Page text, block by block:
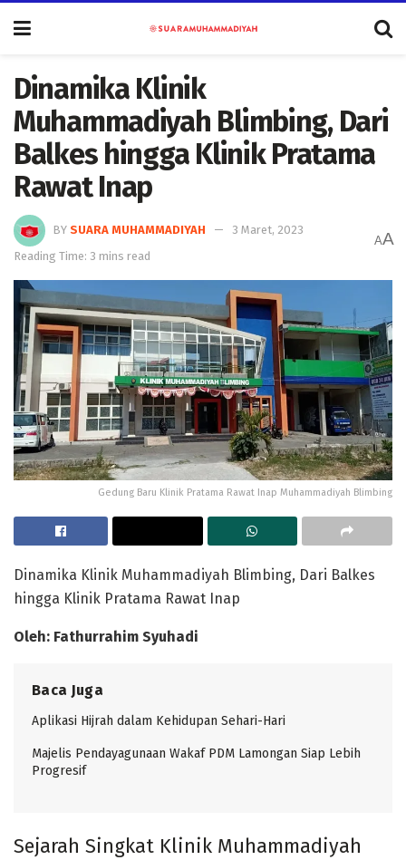
Dinamika Klinik
Muhammadiyah Blimbing, Dari
Balkes hingga Klinik Pratama
Rawat Inap
BY SUARA MUHAMMADIYAH
3 Maret, 2023
Reading Time: 3 mins read
AA
Gedung Baru Klinik Pratama Rawat Inap Muhammadiyah Blimbing
Dinamika Klinik Muhammadiyah Blimbing, Dari Balkes
hingga Klinik Pratama Rawat Inap
Oleh: Fathurrahim Syuhadi
Baca Juga
Aplikasi Hijrah dalam Kehidupan Sehari-Hari
Majelis Pendayagunaan Wakaf PDM Lamongan Siap Lebih
Progresif
Sejarah Singkat Klinik Muhammadiyah